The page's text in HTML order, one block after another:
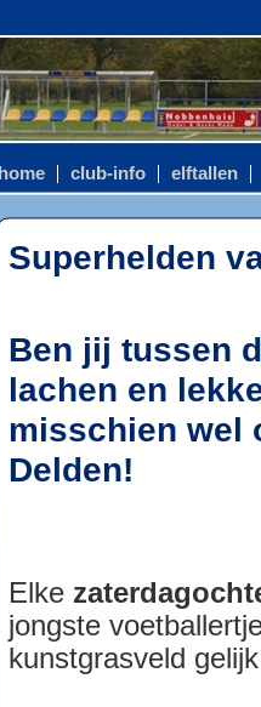
home club-info elftallen
Superhelden
Ben jij tussen
lachen en
misschien wel
Delden!
Elke
jongste
kunstgrasveld